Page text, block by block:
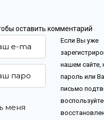
оставить комментарий
меня
Если Вы уже
нашем сайте,
пароль или
письмо